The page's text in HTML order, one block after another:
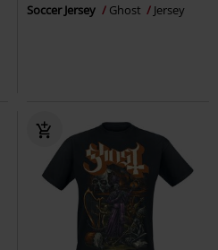
Soccer Jersey Ghost Jersey